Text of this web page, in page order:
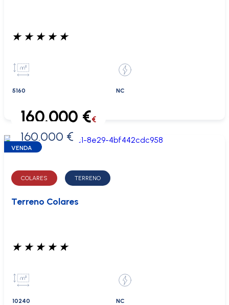
★ ★ ★ ★ ★
5160 NC
0 €
160.000 €€
160.000 €
VENDA
COLARES TERRENO
Terreno Colares
★ ★ ★ ★ ★
10240 NC